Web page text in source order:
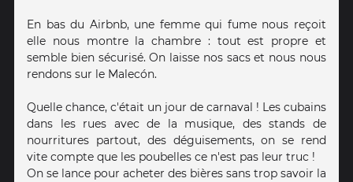
En bas du Airbnb, une femme qui fume nous reçoit
elle nous montre la chambre : tout est propre et
semble bien sécurisé. On laisse nos sacs et nous nous
rendons sur le Malecón.
Quelle chance, c'était un jour de carnaval ! Les cubains
dans les rues avec de la musique, des stands de
nourritures partout, des déguisements, on se rend
vite compte que les poubelles ce n'est pas leur truc !
On se lance pour acheter des bières sans trop savoir la